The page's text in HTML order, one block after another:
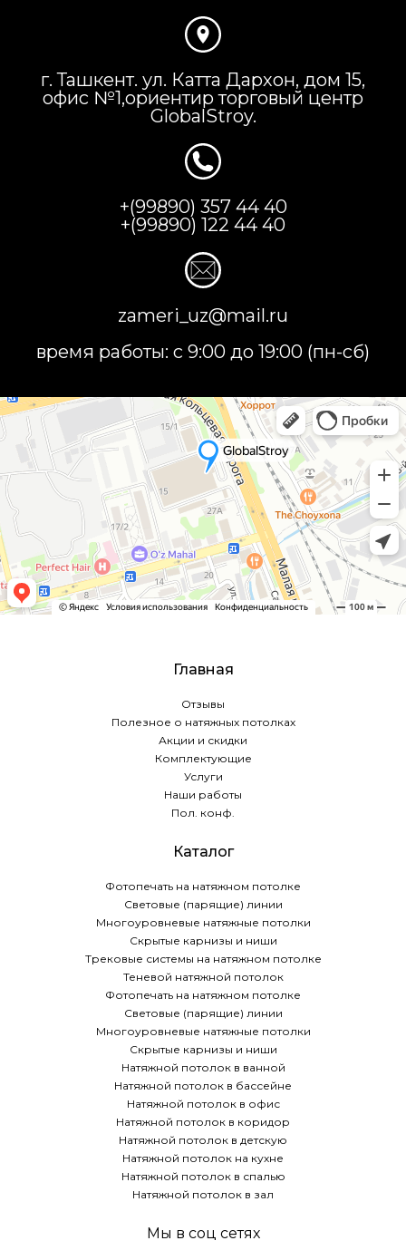
г. Ташкент. ул. Катта Дархон, дом 15,
офис №1,ориентир торговый центр
GlobalStroy.
+(99890) 357 44 40
+(99890) 122 44 40
zameri_uz@mail.ru
время работы: с 9:00 до 19:00 (пн-сб)
Главная
Отзывы
Полезное о натяжных потолках
Акции и скидки
Комплектующие
Услуги
Наши работы
Пол. конф.
Каталог
Фотопечать на натяжном потолке
Световые (парящие) линии
Многоуровневые натяжные потолки
Скрытые карнизы и ниши
Трековые системы на натяжном потолке
Теневой натяжной потолок
Фотопечать на натяжном потолке
Световые (парящие) линии
Многоуровневые натяжные потолки
Скрытые карнизы и ниши
Натяжной потолок в ванной
Натяжной потолок в бассейне
Натяжной потолок в офис
Натяжной потолок в коридор
Натяжной потолок в детскую
Натяжной потолок на кухне
Натяжной потолок в спалью
Натяжной потолок в зал
Мы в соц сетях